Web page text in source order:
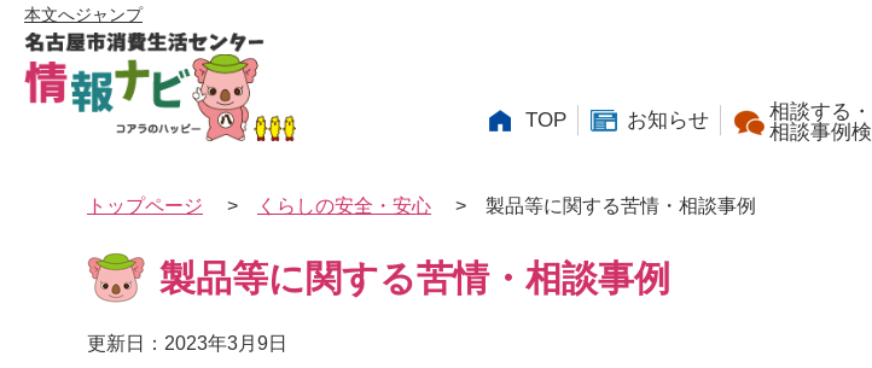
本文へジャンプ
TOP お知らせ
相談する・
相談事例
トップページ > くらしの安全・安心 > 製品等に関する苦情・相談事例
製品等に関する苦情・相談事例
更新日：2023年3月9日